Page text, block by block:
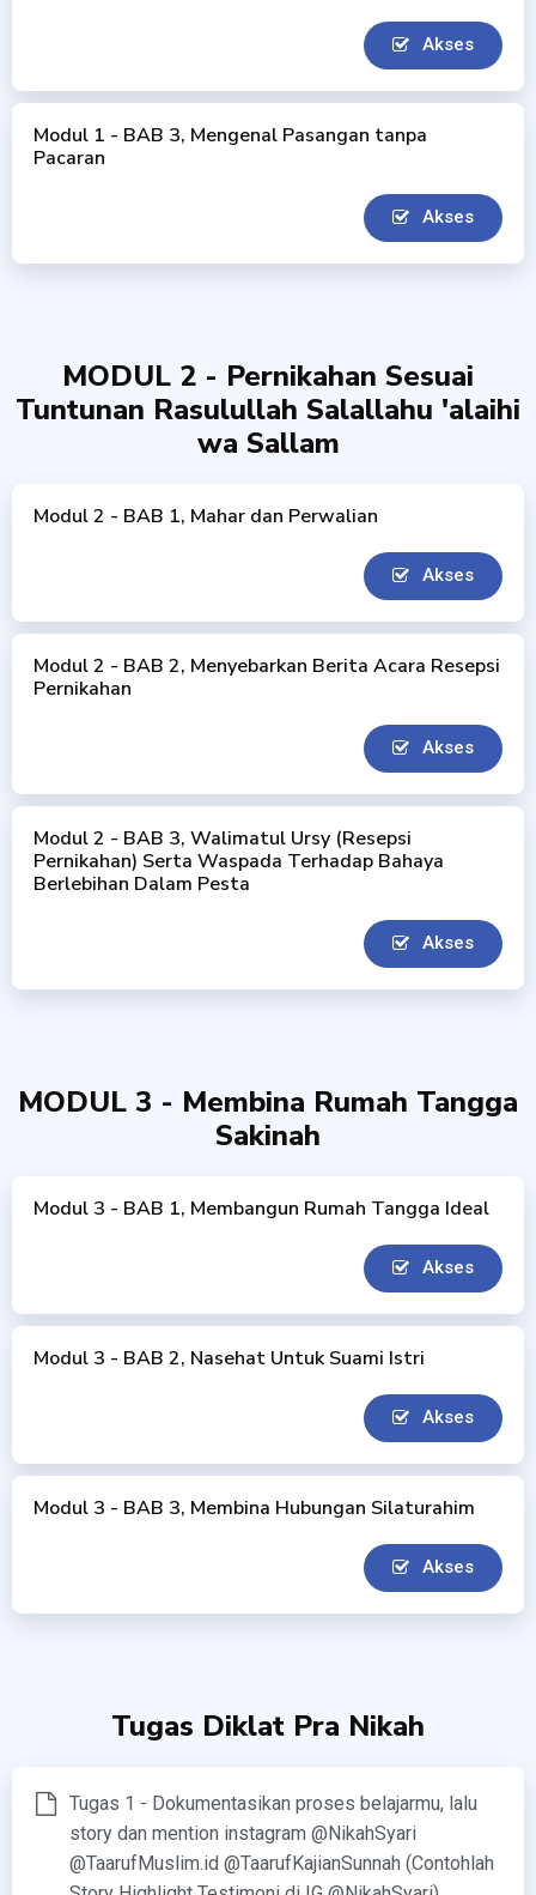
Akses
Modul 1 - BAB 3, Mengenal Pasangan tanpa
Pacaran
Akses
MODUL 2 - Pernikahan Sesuai
Tuntunan Rasulullah Salallahu 'alaihi
wa Sallam
Modul 2 - BAB 1, Mahar dan Perwalian
Akses
Modul 2 - BAB 2, Menyebarkan Berita Acara Resepsi
Pernikahan
Akses
Modul 2 - BAB 3, Walimatul Ursy (Resepsi
Pernikahan) Serta Waspada Terhadap Bahaya
Berlebihan Dalam Pesta
Akses
MODUL 3 - Membina Rumah Tangga
Sakinah
Modul 3 - BAB 1, Membangun Rumah Tangga Ideal
Akses
Modul 3 - BAB 2, Nasehat Untuk Suami Istri
Akses
Modul 3 - BAB 3, Membina Hubungan Silaturahim
Akses
Tugas Diklat Pra Nikah
Tugas 1 - Dokumentasikan proses belajarmu, lalu
story dan mention instagram @NikahSyari
@TaarufMuslim.id @TaarufKajianSunnah (Contohlah